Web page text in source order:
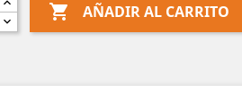
 AÑADIR AL CARRITO